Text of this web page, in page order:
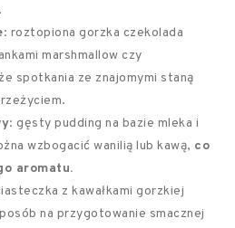
: roztopiona gorzka czekolada
marshmallow czy
spotkania ze znajomymi staną
: gęsty pudding na bazie mleka i
wzbogacić wanilią lub kawą, co
aromatu.
z kawałkami gorzkiej
na przygotowanie smacznej